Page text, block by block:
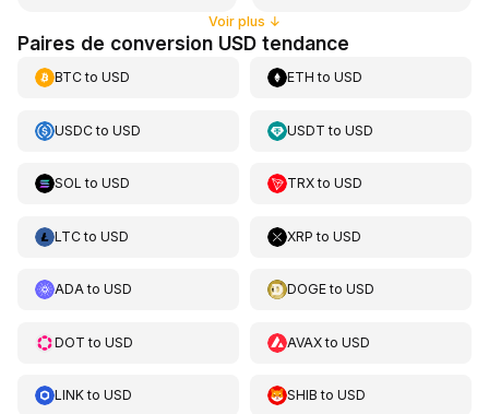
Voir plus ↓
Paires de conversion USD tendance
BTCto USD ETH toUSD
USDCto USD USDT toUSD
SOL to USD TRXtoUSD
LTCto USD XRP toUSD
ADAto USD DOGEtoUSD
DOT to USD AVAXtoUSD
LINKto USD SHIB toUSD